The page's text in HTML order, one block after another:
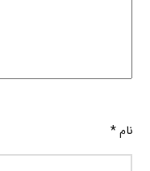
نام*